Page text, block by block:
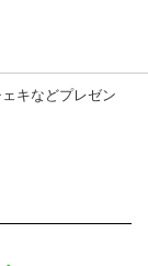
キなどプレゼン